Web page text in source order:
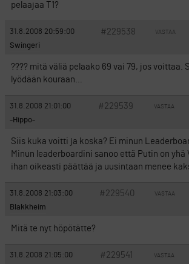
pelaajaa T1?
31.8.2008 20:59:00 #229538 VASTAA
Swingeri
???? mitä väliä pelaako 69 vai 79, jos voittaa.
lyödään kouraan…
31.8.2008 21:01:00 #229539 VASTAA
-Hippo-
Siis kuka voitti ja koska? Ei minun
Minun leaderboardini sanoo että Putin on yhä
ihan oikeasti päättää ja uusintaan menee
31.8.2008 21:03:00 #229540 VASTAA
Blakkheim
Mitä te nyt höpötätte?
31.8.2008 21:05:00 #229541 VASTAA